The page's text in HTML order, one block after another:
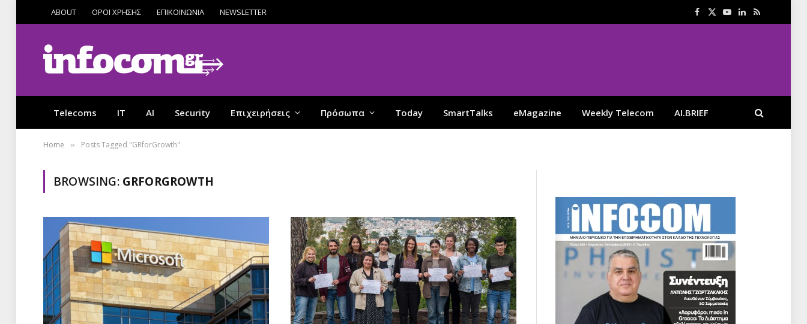
ABOUT ΟΡΟΙ ΧΡΗΣΗΣ ΕΠΙΚΟΙΝΩΝΙΑ NEWSLETTER Facebook
X
YouTube
LinkedIn
RSS
Telecoms IT AI Security Επιχειρήσεις Πρόσωπα Today SmartTalks eMagazine Weekly Telecom AI.BRIEF
Home » Posts Tagged "GRforGrowth"
BROWSING: GRFORGROWTH